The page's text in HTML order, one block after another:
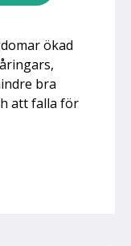
ökad
bra
att falla för